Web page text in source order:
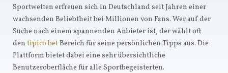
Sportwetten erfreuen sich in Deutschland seit Jahren einer
wachsenden Beliebtheit bei Millionen von Fans. Wer auf der
Suche nach einem spannenden Anbieter ist, der wählt oft
den tipico betBereich für seine persönlichen Tipps aus. Die
Plattform bietet dabei eine sehr übersichtliche
Benutzeroberfläche für alle Sportbegeisterten.